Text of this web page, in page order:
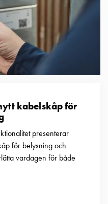
kabelskåp för
presenterar
för belysning och
vardagen för både